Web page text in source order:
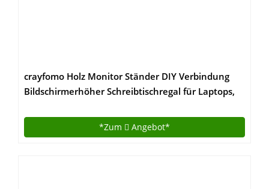
crayfomo Holz Monitor Ständer DIY Verbindung
Bildschirmerhöher Schreibtischregal für Laptops,
Geräte,Schreibtisch Organizer mit Zusätzlicher
Stauraum
*Zum Angebot*